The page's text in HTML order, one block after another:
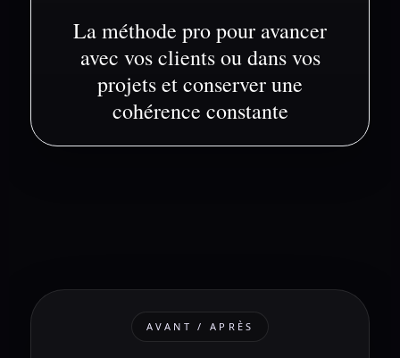
La méthode pro pour avancer
avec vos clients ou dans vos
projets et conserver une
cohérence constante
AVANT / APRÈS